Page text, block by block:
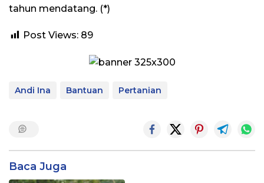
tahun mendatang. (*)
Post Views: 89
Andi Ina Bantuan Pertanian
Baca Juga